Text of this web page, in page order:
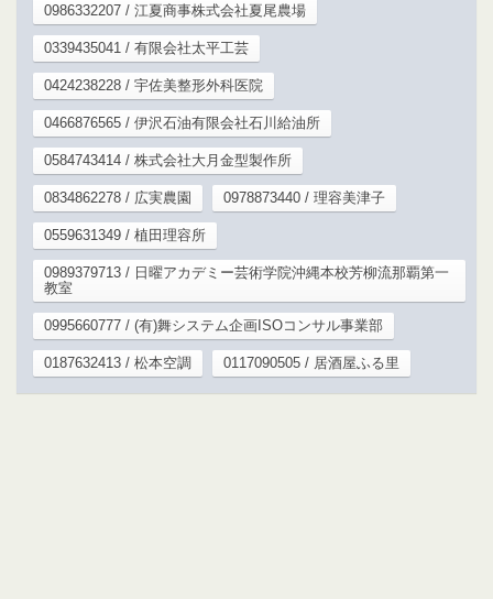
0986332207 / 江夏商事株式会社夏尾農場
0339435041 / 有限会社太平工芸
0424238228 / 宇佐美整形外科医院
0466876565 / 伊沢石油有限会社石川給油所
0584743414 / 株式会社大月金型製作所
0834862278 / 広実農園 0978873440 / 理容美津子
0559631349 / 植田理容所
0989379713 / 日曜アカデミー芸術学院沖縄本校芳柳流那覇第一
教室
0995660777 / (有)舞システム企画ISOコンサル事業部
0187632413 / 松本空調 0117090505 / 居酒屋ふる里